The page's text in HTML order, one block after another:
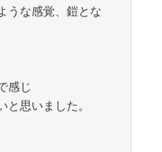
うな感覚、鎧とな
感じ
思いました。